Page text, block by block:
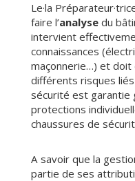
Le·la
faire l’analyse du
intervient
connaissances
maçonnerie…) et doit
différents risques
sécurité est garantie
protections
chaussures de
A savoir que la
partie de ses